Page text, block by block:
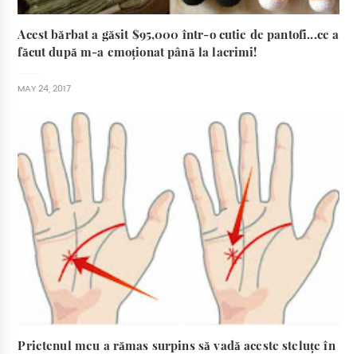
Acest bărbat a găsit $95,000 într-o cutie de pantofi...ce a
făcut după m-a emoționat până la lacrimi!
MAY 24, 2017
Prietenul meu a rămas surpins să vadă aceste steluțe în